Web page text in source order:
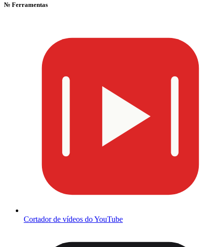
№ Ferramentas
Cortador de vídeos do YouTube